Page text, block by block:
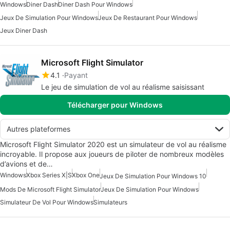
WindowsDiner DashDiner Dash Pour Windows
Jeux De Simulation Pour WindowsJeux De Restaurant Pour Windows
Jeux Diner Dash
Microsoft Flight Simulator
4.1
Payant
Le jeu de simulation de vol au réalisme saisissant
Télécharger pour Windows
Autres plateformes
Microsoft Flight Simulator 2020 est un simulateur de vol au réalisme
incroyable. Il propose aux joueurs de piloter de nombreux modèles
d’avions et de…
WindowsXbox Series X|SXbox OneJeux De Simulation Pour Windows 10
Mods De Microsoft Flight SimulatorJeux De Simulation Pour Windows
Simulateur De Vol Pour WindowsSimulateurs